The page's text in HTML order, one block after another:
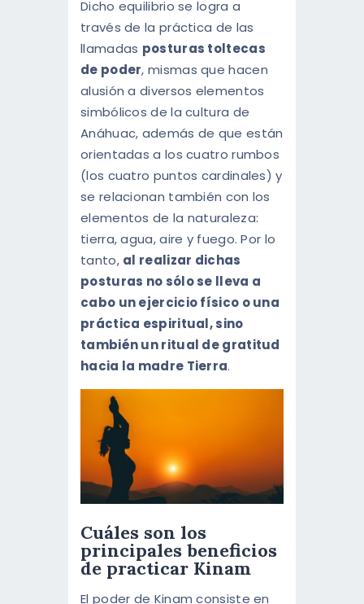
Dicho equilibrio se logra a
través de la práctica de las
llamadas posturas toltecas
de poder, mismas que hacen
alusión a diversos elementos
simbólicos de la cultura de
Anáhuac, además de que están
orientadas a los cuatro rumbos
(los cuatro puntos cardinales) y
se relacionan también con los
elementos de la naturaleza:
tierra, agua, aire y fuego. Por lo
tanto, al realizar dichas
posturas no sólo se lleva a
cabo un ejercicio físico o una
práctica espiritual, sino
también un ritual de gratitud
hacia la madre Tierra.
Cuáles son los
principales beneficios
de practicar Kinam
El poder de Kinam consiste en